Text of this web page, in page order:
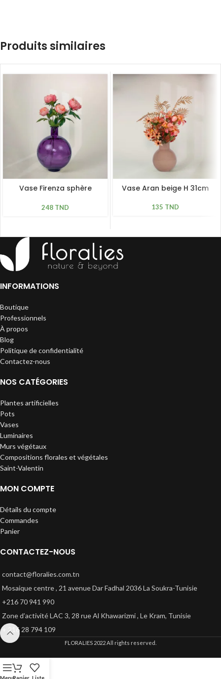
Produits similaires
Vase Firenza sphère
248 TND
Vase Aran beige H 31cm
135 TND
INFORMATIONS
Boutique
Professionnels
À propos
Blog
Politique de confidentialité
Contactez-nous
NOS CATÉGORIES
Plantes artificielles
Pots
Vases
Luminaires
Murs végétaux
Compositions florales et végétales
Saint-Valentin
MON COMPTE
Détails du compte
Commandes
Panier
CONTACTEZ-NOUS
contact@floralies.com.tn
Mosaique centre , 21 avenue Dar Fadhal 2036 La Soukra-Tunisie
+216 70 941 990
Zone d’activité LAC 3, 28 rue Al Khawarizmi , Le Kram, Tunisie
+ 216 28 794 109
FLORALIES 2022 All rights reserved.